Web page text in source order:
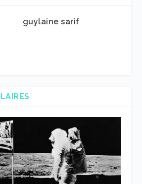
guylaine sarif